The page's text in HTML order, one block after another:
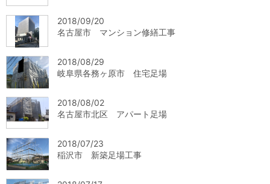
2018/09/20
名古屋市 マンション修繕工事
2018/08/29
岐阜県各務ヶ原市 住宅足場
2018/08/02
名古屋市北区 アパート足場
2018/07/23
稲沢市 新築足場工事